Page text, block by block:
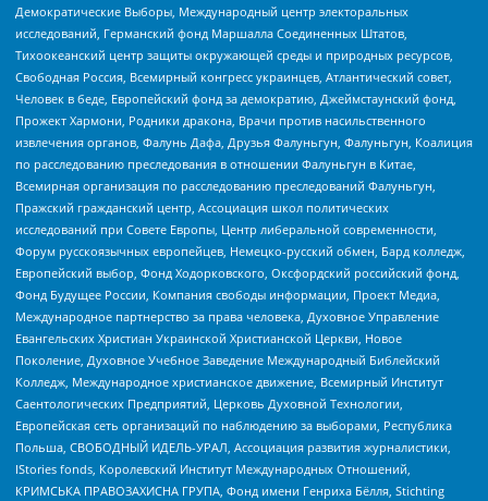
Демократические Выборы, Международный центр электоральных
исследований, Германский фонд Маршалла Соединенных Штатов,
Тихоокеанский центр защиты окружающей среды и природных ресурсов,
Свободная Россия, Всемирный конгресс украинцев, Атлантический совет,
Человек в беде, Европейский фонд за демократию, Джеймстаунский фонд,
Прожект Хармони, Родники дракона, Врачи против насильственного
извлечения органов, Фалунь Дафа, Друзья Фалуньгун, Фалуньгун, Коалиция
по расследованию преследования в отношении Фалуньгун в Китае,
Всемирная организация по расследованию преследований Фалуньгун,
Пражский гражданский центр, Ассоциация школ политических
исследований при Совете Европы, Центр либеральной современности,
Форум русскоязычных европейцев, Немецко-русский обмен, Бард колледж,
Европейский выбор, Фонд Ходорковского, Оксфордский российский фонд,
Фонд Будущее России, Компания свободы информации, Проект Медиа,
Международное партнерство за права человека, Духовное Управление
Евангельских Христиан Украинской Христианской Церкви, Новое
Поколение, Духовное Учебное Заведение Международный Библейский
Колледж, Международное христианское движение, Всемирный Институт
Саентологических Предприятий, Церковь Духовной Технологии,
Европейская сеть организаций по наблюдению за выборами, Республика
Польша, СВОБОДНЫЙ ИДЕЛЬ-УРАЛ, Ассоциация развития журналистики,
IStories fonds, Королевский Институт Международных Отношений,
КРИМСЬКА ПРАВОЗАХИСНА ГРУПА, Фонд имени Генриха Бёлля, Stichting